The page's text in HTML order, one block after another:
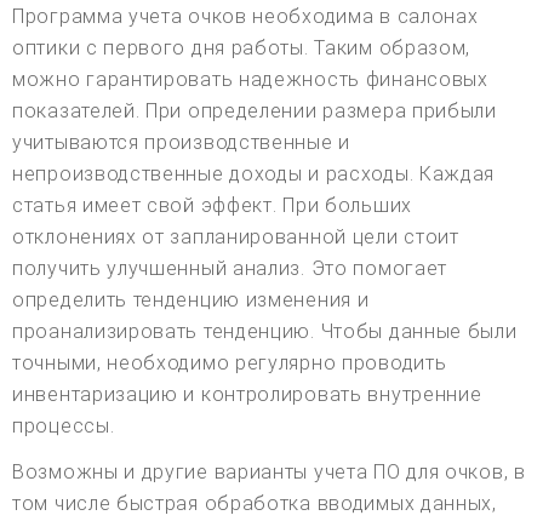
Программа учета очков необходима в салонах
оптики с первого дня работы. Таким образом,
можно гарантировать надежность финансовых
показателей. При определении размера прибыли
учитываются производственные и
непроизводственные доходы и расходы. Каждая
статья имеет свой эффект. При больших
отклонениях от запланированной цели стоит
получить улучшенный анализ. Это помогает
определить тенденцию изменения и
проанализировать тенденцию. Чтобы данные были
точными, необходимо регулярно проводить
инвентаризацию и контролировать внутренние
процессы.
Возможны и другие варианты учета ПО для очков, в
том числе быстрая обработка вводимых данных,